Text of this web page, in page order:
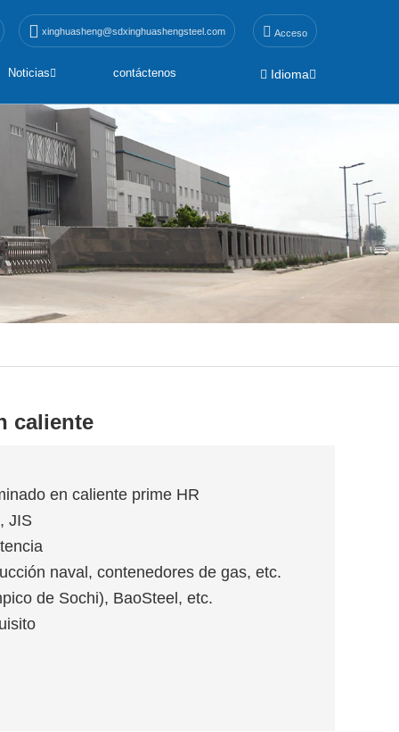
xinghuasheng@sdxinghuashengsteel.com Acceso
Noticias contáctenos Idioma
caliente
en caliente prime HR
JIS
naval, contenedores de gas, etc.
de Sochi), BaoSteel, etc.